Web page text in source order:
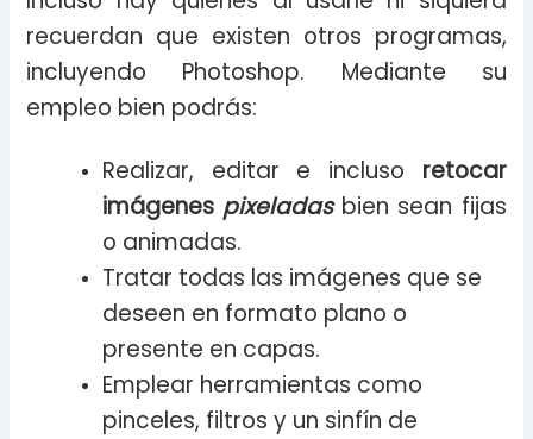
recuerdan que existen otros programas,
incluyendo Photoshop. Mediante su
empleo bien podrás:
Realizar, editar e incluso retocar
imágenes pixeladasbien sean fijas
o animadas.
Tratar todas las imágenes que se
deseen en formato plano o
presente en capas.
Emplear herramientas como
pinceles, filtros y un sinfín de